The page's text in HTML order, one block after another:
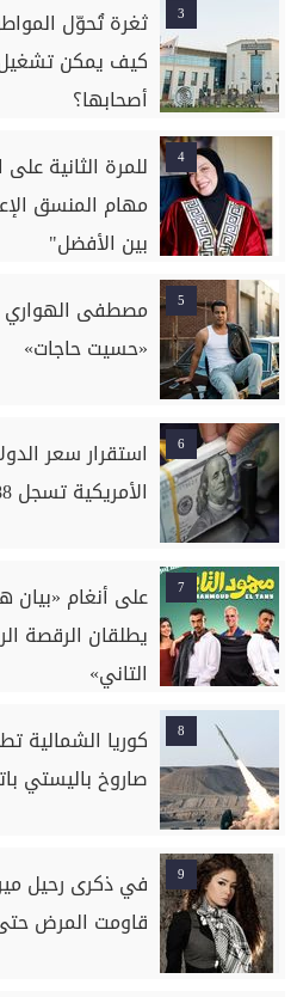
3
ثغرة تُحوّل
كيف يمكن
أصحابها؟
4
للمرة الثانية
مهام المنسق
بين الأفضل"
5
مصطفى الهواري
«حسيت حاجات»
6
استقرار سعر
الأمريكية تسجل 49.88 جنيه بالبنك المركزي
7
على أنغام «بيان
يطلقان الرقصة
التاني»
8
كوريا الشمالية
صاروخ باليستي
9
في ذكرى رحيل
قاومت المرض